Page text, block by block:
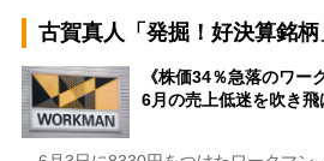
古賀真人「発掘！好決算銘柄
《株価34％急落のワー
6月の売上低迷を吹き